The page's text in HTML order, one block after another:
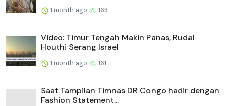
1 month ago 163
Video: Timur Tengah Makin Panas, Rudal
Houthi Serang Israel
1 month ago 161
Saat Tampilan Timnas DR Congo hadir dengan
Fashion Statement...